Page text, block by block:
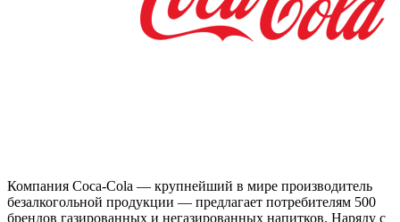
Компания Coca-Cola — крупнейший в мире производитель
безалкогольной продукции — предлагает потребителям 500
брендов газированных и негазированных напитков. Наряду с